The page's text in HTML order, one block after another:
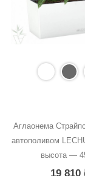
Аглаонема
автополивом
высота —
19 810